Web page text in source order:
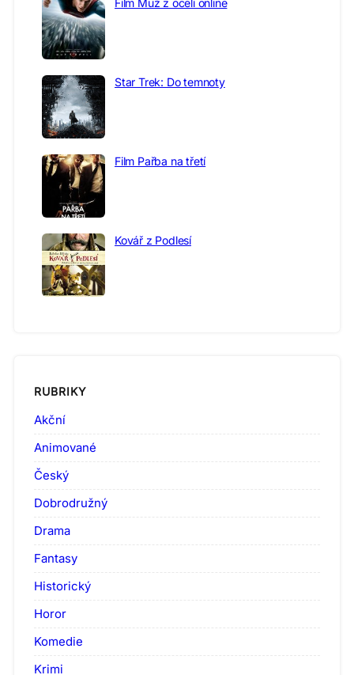
Film Muž z oceli online
Star Trek: Do temnoty
Film Pařba na třetí
Kovář z Podlesí
RUBRIKY
Akční
Animované
Český
Dobrodružný
Drama
Fantasy
Historický
Horor
Komedie
Krimi